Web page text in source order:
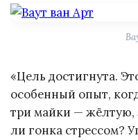
«Цель достигнута.
особенный опыт,
три майки — жёлтую,
ли гонка стрессом?